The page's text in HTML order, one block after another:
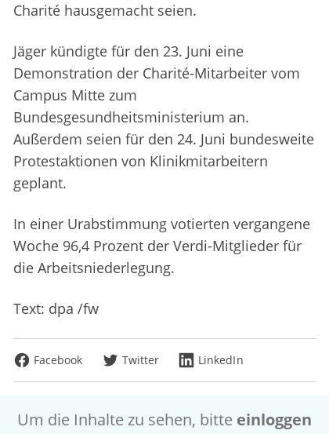
Charité hausgemacht seien.
Jäger kündigte für den 23. Juni eine
Demonstration der Charité-Mitarbeiter vom
Campus Mitte zum
Bundesgesundheitsministerium an.
Außerdem seien für den 24. Juni bundesweite
Protestaktionen von Klinikmitarbeitern
geplant.
In einer Urabstimmung votierten vergangene
Woche 96,4 Prozent der Verdi-Mitglieder für
die Arbeitsniederlegung.
Text: dpa /fw
Facebook Twitter LinkedIn
Um die Inhalte zu sehen, bitte einloggen